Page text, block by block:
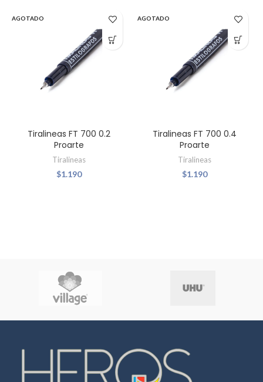
AGOTADO
Tiralineas FT 700 0.2
Proarte
Tiralineas
$1.190
AGOTADO
Tiralineas FT 700 0.4
Proarte
Tiralineas
$1.190